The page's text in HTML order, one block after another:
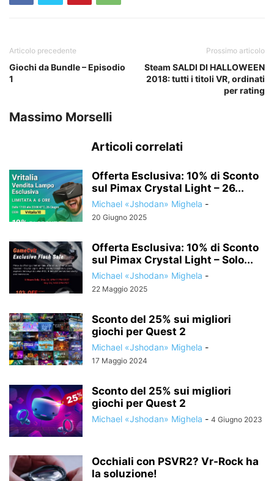
Articolo precedente
Giochi da Bundle – Episodio
1
Prossimo articolo
Steam SALDI DI HALLOWEEN
2018: tutti i titoli VR, ordinati
per rating
Massimo Morselli
Articoli correlati
Offerta Esclusiva: 10% di Sconto
sul Pimax Crystal Light – 26...
Michael «Jshodan» Mighela -
20 Giugno 2025
Offerta Esclusiva: 10% di Sconto
sul Pimax Crystal Light – Solo...
Michael «Jshodan» Mighela -
22 Maggio 2025
Sconto del 25% sui migliori
giochi per Quest 2
Michael «Jshodan» Mighela -
17 Maggio 2024
Sconto del 25% sui migliori
giochi per Quest 2
Michael «Jshodan» Mighela - 4 Giugno 2023
Occhiali con PSVR2? Vr-Rock ha
la soluzione!